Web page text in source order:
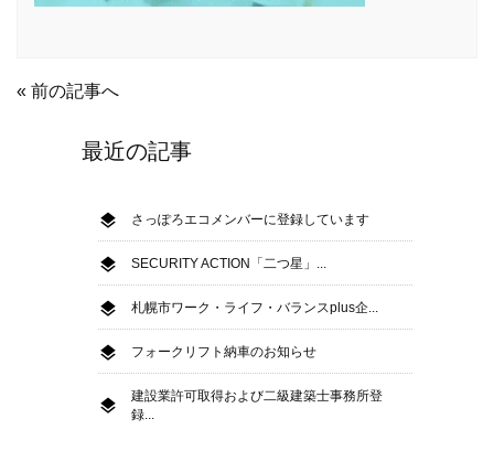
« 前の記事へ
最近の記事
さっぽろエコメンバーに登録しています
SECURITY ACTION「二つ星」...
札幌市ワーク・ライフ・バランスplus企...
フォークリフト納車のお知らせ
建設業許可取得および二級建築士事務所登
録...